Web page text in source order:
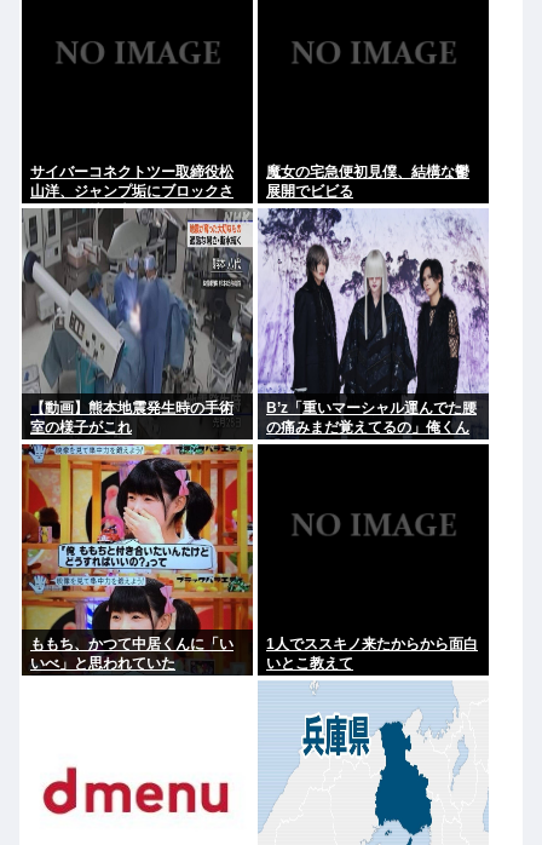
サイバーコネクトツー取締役松
山洋、ジャンプ垢にブロックさ
れてお気持ち表明。何かあった
らまず晒す！これが令和のレス
バや！
魔女の宅急便初見僕、結構な鬱
展開でビビる
【動画】熊本地震発生時の手術
室の様子がこれ
B’z「重いマーシャル運んでた腰
の痛みまだ覚えてるの」俺くん
「マーシャルって何？ 」
ももち、かつて中居くんに「い
いべ」と思われていた
1人でススキノ来たからから面白
いとこ教えて